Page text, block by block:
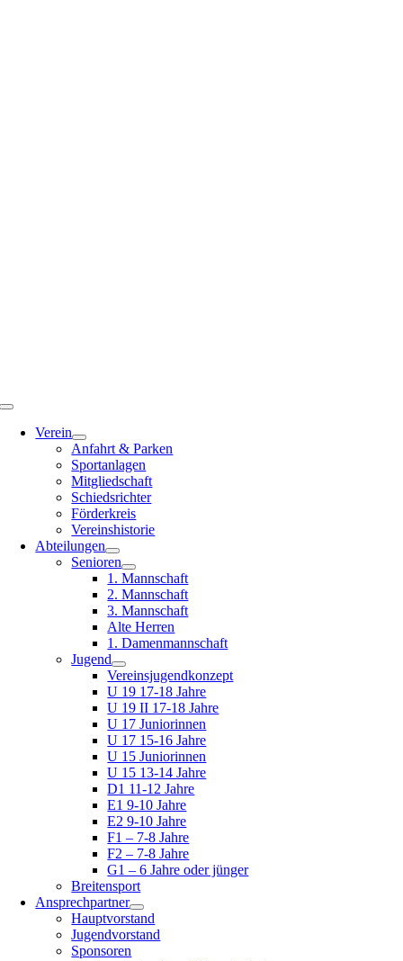
Toggle
NavigationVerein
Anfahrt & Parken
Sportanlagen
Mitgliedschaft
Schiedsrichter
Förderkreis
Vereinshistorie
Abteilungen
Senioren
1. Mannschaft
2. Mannschaft
3. Mannschaft
Alte Herren
1. Damenmannschaft
Jugend
Vereinsjugendkonzept
U 19 17-18 Jahre
U 19 II 17-18 Jahre
U 17 Juniorinnen
U 17 15-16 Jahre
U 15 Juniorinnen
U 15 13-14 Jahre
D1 11-12 Jahre
E1 9-10 Jahre
E2 9-10 Jahre
F1 – 7-8 Jahre
F2 – 7-8 Jahre
G1 – 6 Jahre oder jünger
Breitensport
Ansprechpartner
Hauptvorstand
Jugendvorstand
Sponsoren